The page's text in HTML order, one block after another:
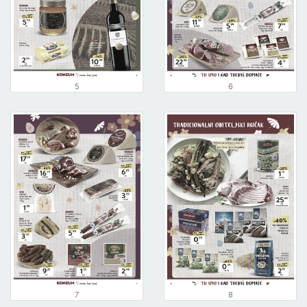
5 6
7 8